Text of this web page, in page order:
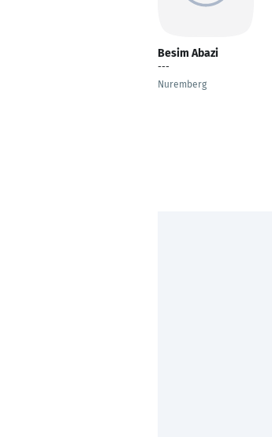
Besim Abazi
---
Nuremberg